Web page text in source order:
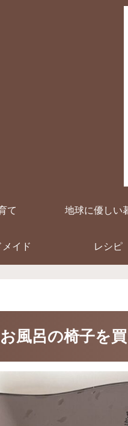
て 地球に優しい
イド レシピ
風呂の椅子を